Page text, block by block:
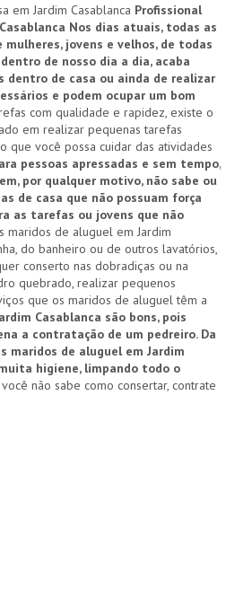
em Jardim Casablanca Profissional
Nos dias atuais, todas as
jovens e velhos, de todas
de nosso dia a dia, acaba
dentro de casa ou ainda de realizar
e podem ocupar um bom
com qualidade e rapidez, existe o
em realizar pequenas tarefas
você possa cuidar das atividades
pessoas apressadas e sem tempo,
por qualquer motivo, não sabe ou
de casa que não possuam força
as tarefas ou jovens que não
maridos de aluguel em Jardim
do banheiro ou de outros lavatórios,
conserto nas dobradiças ou na
quebrado, realizar pequenos
que os maridos de aluguel têm a
Casablanca são bons, pois
a contratação de um pedreiro. Da
maridos de aluguel em Jardim
higiene, limpando todo o
não sabe como consertar, contrate